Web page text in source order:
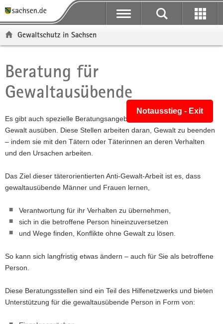
t
ü
b
e
g
r
e
i
e
n
e
N
a
i
g
t
i
p
n
h
a
t
t
-
B
e
e
i
c
h
Gewaltschutz in Sachsen
Hauptinhalt
Beratung für
Gewaltausübende
Es gibt auch spezielle Beratungsangebote für Menschen, die
Gewalt ausüben. Diese Stellen arbeiten daran, Gewalt zu beenden
– indem sie mit den Tätern oder Täterinnen an deren Verhalten
und den Ursachen arbeiten.
Das Ziel dieser täterorientierten Anti-Gewalt-Arbeit ist es, dass
gewaltausübende Männer und Frauen lernen,
Verantwortung für ihr Verhalten zu übernehmen,
sich in die betroffene Person hineinzuversetzen
und Wege finden, Konflikte ohne Gewalt zu lösen.
So kann sich langfristig etwas ändern – auch für Sie als betroffene
Person.
Diese Beratungsstellen sind ein Teil des Hilfenetzwerks und bieten
Unterstützung für die gewaltausübende Person in Form von:
Notausstieg - Exit